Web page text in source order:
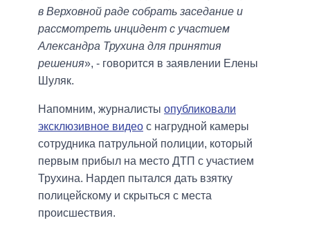
в Верховной раде собрать заседание и
рассмотреть инцидент с участием
Александра Трухина для принятия
решения», - говорится в заявлении Елены
Шуляк.
Напомним, журналисты опубликовали
эксклюзивное видео с нагрудной камеры
сотрудника патрульной полиции, который
первым прибыл на место ДТП с участием
Трухина. Нардеп пытался дать взятку
полицейскому и скрыться с места
происшествия.